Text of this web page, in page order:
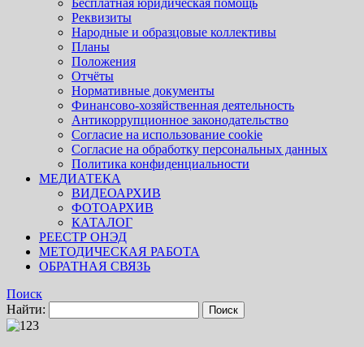
Бесплатная юридическая помощь
Реквизиты
Народные и образцовые коллективы
Планы
Положения
Отчёты
Нормативные документы
Финансово-хозяйственная деятельность
Антикоррупционное законодательство
Согласие на использование cookie
Согласие на обработку персональных данных
Политика конфиденциальности
МЕДИАТЕКА
ВИДЕОАРХИВ
ФОТОАРХИВ
КАТАЛОГ
РЕЕСТР ОНЭД
МЕТОДИЧЕСКАЯ РАБОТА
ОБРАТНАЯ СВЯЗЬ
Поиск
Найти: